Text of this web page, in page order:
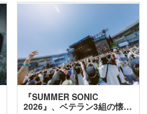
『SUMMER SONIC
2026』、ベテラン3組の懐…